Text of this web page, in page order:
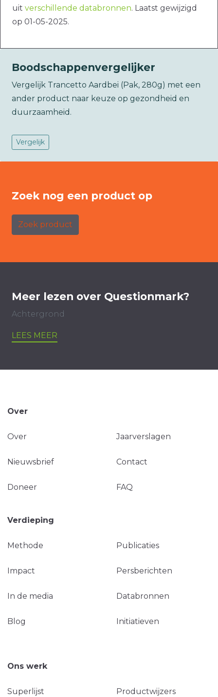
uit verschillende databronnen. Laatst gewijzigd
op 01-05-2025.
Boodschappenvergelijker
Vergelijk Trancetto Aardbei (Pak, 280g) met een
ander product naar keuze op gezondheid en
duurzaamheid.
Vergelijk
Zoek nog een product op
Zoek product
Meer lezen over Questionmark?
Achtergrond
LEES MEER
Over
Over Jaarverslagen
Nieuwsbrief Contact
Doneer FAQ
Verdieping
Methode Publicaties
Impact Persberichten
In de media Databronnen
Blog Initiatieven
Ons werk
Superlijst Productwijzers